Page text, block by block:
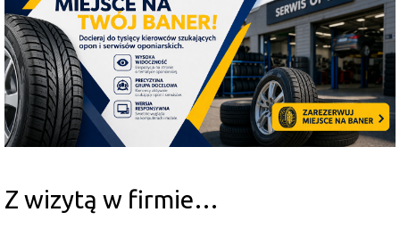
Z wizytą w firmie…